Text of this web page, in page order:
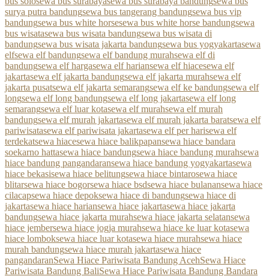
surya putra bandungsewa bus tangerang bandungsewa bus vip
bandungsewa bus white horsesewa bus white horse bandungsewa
bus wisatasewa bus wisata bandungsewa bus wisata di
bandungsewa bus wisata jakarta bandungsewa bus yogyakartasewa
elfsewa elf bandungsewa elf bandung murahsewa elf di
bandungsewa elf hargasewa elf hariansewa elf hiacesewa elf
jakartasewa elf jakarta bandungsewa elf jakarta murahsewa elf
jakarta pusatsewa elf jakarta semarangsewa elf ke bandungsewa elf
longsewa elf long bandungsewa elf long jakartasewa elf long
semarangsewa elf luar kotasewa elf murahsewa elf murah
bandungsewa elf murah jakartasewa elf murah jakarta baratsewa elf
pariwisatasewa elf pariwisata jakartasewa elf per harisewa elf
terdekatsewa hiacesewa hiace balikpapansewa hiace bandara
soekarno hattasewa hiace bandungsewa hiace bandung murahsewa
hiace bandung pangandaransewa hiace bandung yogyakartasewa
hiace bekasisewa hiace belitungsewa hiace bintarosewa hiace
blitarsewa hiace bogorsewa hiace bsdsewa hiace bulanansewa hiace
cilacapsewa hiace depoksewa hiace di bandungsewa hiace di
jakartasewa hiace hariansewa hiace jakartasewa hiace jakarta
bandungsewa hiace jakarta murahsewa hiace jakarta selatansewa
hiace jembersewa hiace jogja murahsewa hiace ke luar kotasewa
hiace lomboksewa hiace luar kotasewa hiace murahsewa hiace
murah bandungsewa hiace murah jakartasewa hiace
pangandaranSewa Hiace Pariwisata Bandung AcehSewa Hiace
Pariwisata Bandung BaliSewa Hiace Pariwisata Bandung Bandara